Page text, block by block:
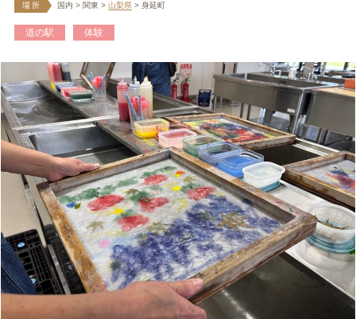
場所 国内 > 関東 > 山梨県 > 身延町
道の駅 体験